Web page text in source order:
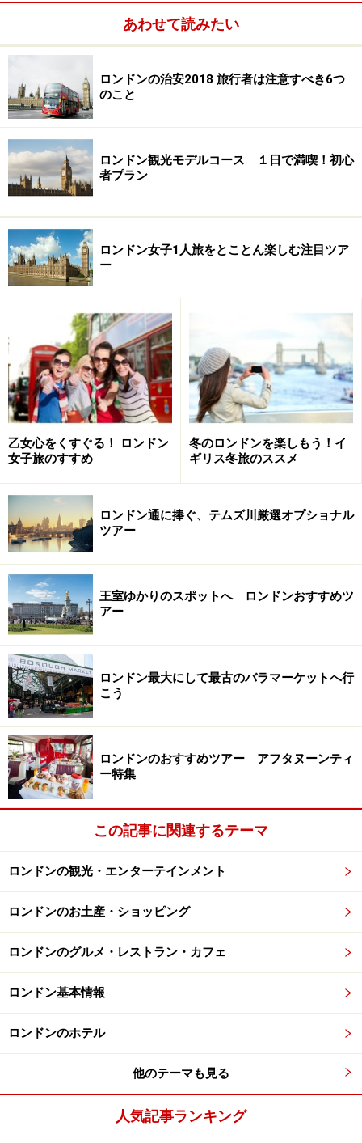
なお、25日は公共の交通機関は終日ストップします。教
会ミサに参加する場合は、徒歩で行ける範囲の教会を選
（参考記事：
「2007年版X'masサバイバルガイド」）
＞＞次のページでは、期間限定のテーマ・パークと、冬
のセール情報です！
※記事内容は執筆時点のものです。最新の内容をご確認くださ
ホームページ」を確認するなど、安全確保に十分注意を払ってく
ださい。
あわせて読みたい
ロンドンの治安2018 旅行者は注意すべき6つ
のこと
ロンドン観光モデルコース １日で満喫！初心
者プラン
ロンドン女子1人旅をとことん楽しむ注目ツア
ー
乙女心をくすぐる！ ロンドン
女子旅のすすめ
冬のロンドンを楽しもう！イ
ギリス冬旅のススメ
ロンドン通に捧ぐ、テムズ川厳選オプショナル
ツアー
王室ゆかりのスポットへ ロンドンおすすめツ
アー
ロンドン最大にして最古のバラマーケットへ行
こう
ロンドンのおすすめツアー アフタヌーンティ
ー特集
この記事に関連するテーマ
ロンドンの観光・エンターテインメント
ロンドンのお土産・ショッピング
ロンドンのグルメ・レストラン・カフェ
ロンドン基本情報
ロンドンのホテル
他のテーマも見る
人気記事ランキング